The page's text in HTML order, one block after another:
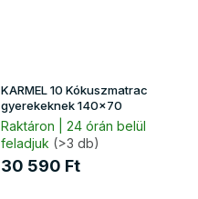
KARMEL 10 Kókuszmatrac
gyerekeknek 140x70
Raktáron | 24 órán belül
feladjuk (>3 db)
30 590 Ft